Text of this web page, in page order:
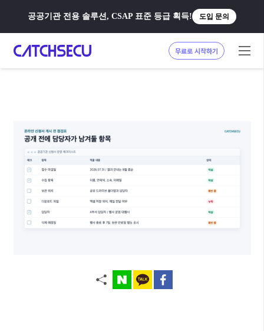
공공기관 전용 솔루션, CSAP 표준 등급 획득! 도입 문의
무료로 시작하기